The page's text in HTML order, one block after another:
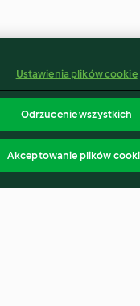
Ustawienia plików cookie
Odrzucenie wszystkich
Akceptowanie plików